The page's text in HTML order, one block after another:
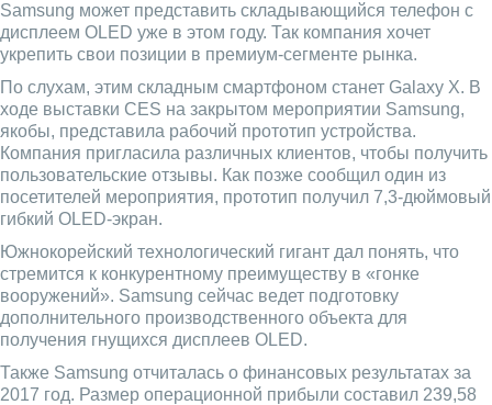
Samsung может представить складывающийся телефон с
дисплеем OLED уже в этом году. Так компания хочет
укрепить свои позиции в премиум-сегменте рынка.
По слухам, этим складным смартфоном станет Galaxy X. В
ходе выставки CES на закрытом мероприятии Samsung,
якобы, представила рабочий прототип устройства.
Компания пригласила различных клиентов, чтобы получить
пользовательские отзывы. Как позже сообщил один из
посетителей мероприятия, прототип получил 7,3-дюймовый
гибкий OLED-экран.
Южнокорейский технологический гигант дал понять, что
стремится к конкурентному преимуществу в «гонке
вооружений». Samsung сейчас ведет подготовку
дополнительного производственного объекта для
получения гнущихся дисплеев OLED.
Также Samsung отчиталась о финансовых результатах за
2017 год. Размер операционной прибыли составил 239,58